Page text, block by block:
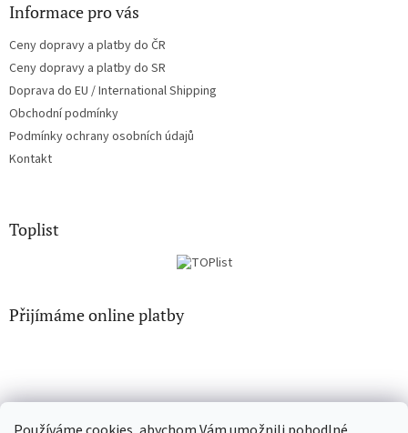
Informace pro vás
Ceny dopravy a platby do ČR
Ceny dopravy a platby do SR
Doprava do EU / International Shipping
Obchodní podmínky
Podmínky ochrany osobních údajů
Kontakt
Toplist
Přijímáme online platby